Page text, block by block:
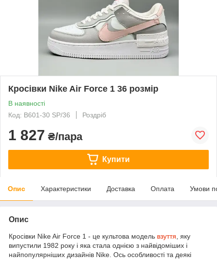
Кросівки Nike Air Force 1 36 розмір
В наявності
Код: B601-30 SP/36
Роздріб
1 827 ₴/пара
Купити
Опис Характеристики Доставка Оплата Умови
Опис
Кросівки Nike Air Force 1 - це культова модель взуття , яку
випустили 1982 року і яка стала однією з найвідоміших і
найпопулярніших дизайнів Nike. Ось особливості та деякі